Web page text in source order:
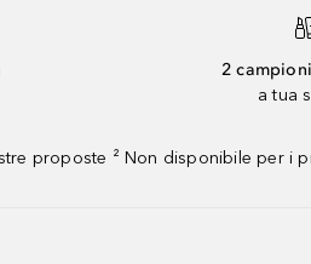
2
a tua
proposte ² Non disponibile per i